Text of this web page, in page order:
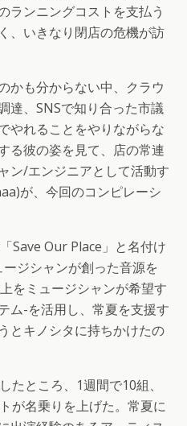
ランニングコストを支払う
、いきなり閉店の危機が訪
かも分からない中、クラウ
達、SNSで知り合った市議
やれることをやりながらな
る彼の姿を見て、店の常連
ン/エンジニアとして活動す
が、今回のコンピレーシ
Save Our Place」と名付け
ジシャンが創った音源を
をミュージシャンが希望す
ム-を活用し、常夏を支援す
とキノシタに持ちかけたの
たところ、1週間で10組、
が名乗りを上げた。常夏に